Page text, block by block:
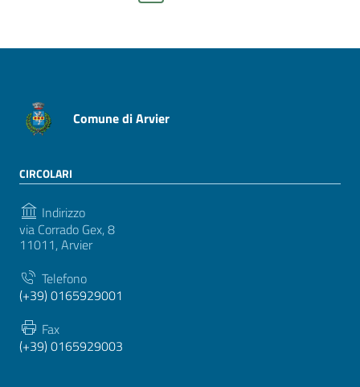
Comune di Arvier
CIRCOLARI
Indirizzo
via Corrado Gex, 8
11011, Arvier
Telefono
(+39) 0165929001
Fax
(+39) 0165929003